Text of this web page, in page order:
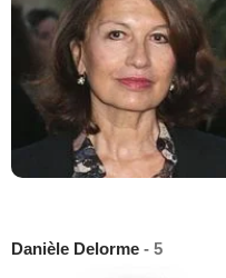
Danièle Delorme - 5